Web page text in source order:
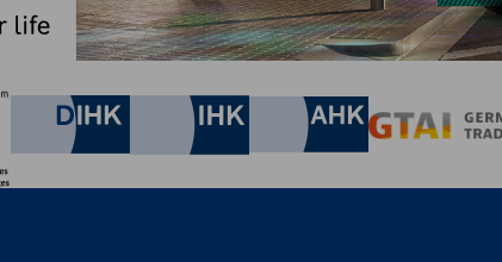
Deutsche Industrie- und Handelskammer
Industrie- und Handelskammer
AHK.de